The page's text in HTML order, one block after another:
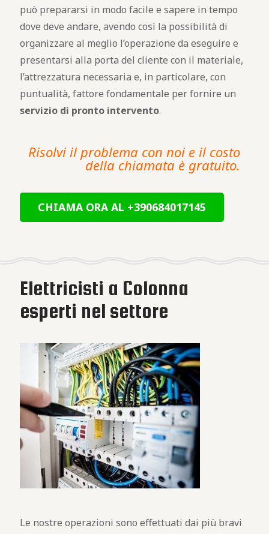
può prepararsi in modo facile e sapere in tempo
dove deve andare, avendo così la possibilità di
organizzare al meglio l’operazione da eseguire e
presentarsi alla porta del cliente con il materiale,
l’attrezzatura necessaria e, in particolare, con
puntualità, fattore fondamentale per fornire un
servizio di pronto intervento.
Risolvi il problema con noi e il costo
della chiamata è gratuito.
CHIAMA ORA AL +390684017145
Elettricisti a Colonna
esperti nel settore
Le nostre operazioni sono effettuati dai più bravi